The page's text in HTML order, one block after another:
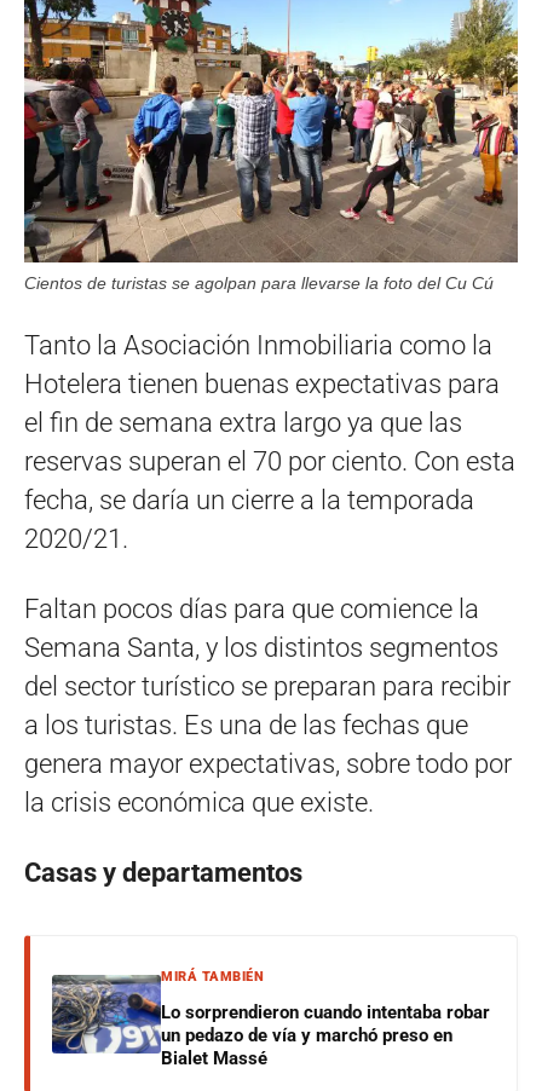
Cientos de turistas se agolpan para llevarse la foto del Cu Cú
Tanto la Asociación Inmobiliaria como la
Hotelera tienen buenas expectativas para
el fin de semana extra largo ya que las
reservas superan el 70 por ciento. Con esta
fecha, se daría un cierre a la temporada
2020/21.
Faltan pocos días para que comience la
Semana Santa, y los distintos segmentos
del sector turístico se preparan para recibir
a los turistas. Es una de las fechas que
genera mayor expectativas, sobre todo por
la crisis económica que existe.
Casas y departamentos
MIRÁ TAMBIÉN
Lo sorprendieron cuando intentaba robar
un pedazo de vía y marchó preso en
Bialet Massé